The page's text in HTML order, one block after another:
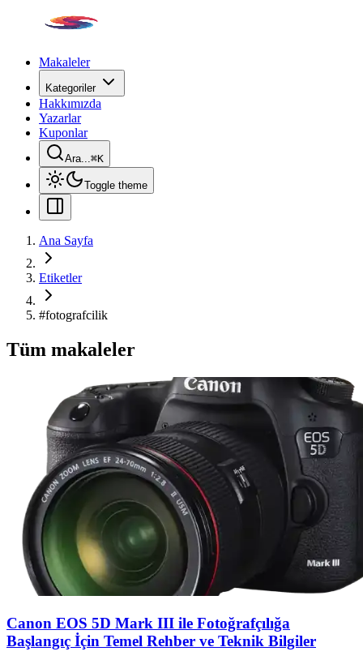
Makaleler
Kategoriler
Hakkımızda
Yazarlar
Kuponlar
Ara...⌘K
Toggle theme
Ana Sayfa
Etiketler
#fotografcilik
Tüm makaleler
Canon EOS 5D Mark III ile Fotoğrafçılığa
Başlangıç İçin Temel Rehber ve Teknik Bilgiler